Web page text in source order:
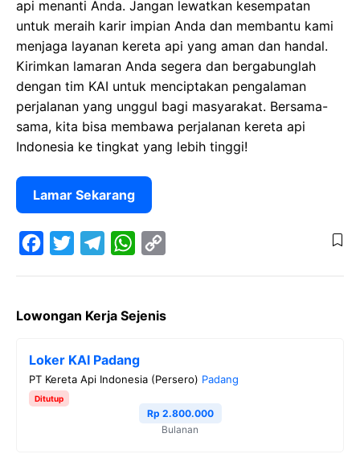
api menanti Anda. Jangan lewatkan kesempatan
untuk meraih karir impian Anda dan membantu kami
menjaga layanan kereta api yang aman dan handal.
Kirimkan lamaran Anda segera dan bergabunglah
dengan tim KAI untuk menciptakan pengalaman
perjalanan yang unggul bagi masyarakat. Bersama-
sama, kita bisa membawa perjalanan kereta api
Indonesia ke tingkat yang lebih tinggi!
Lamar Sekarang
c
i
t
e
r
l
g
r
a
s
A
p
i
n
Lowongan Kerja Sejenis
Loker KAI Padang
PT Kereta Api Indonesia (Persero) Padang
Ditutup
Rp 2.800.000
Bulanan